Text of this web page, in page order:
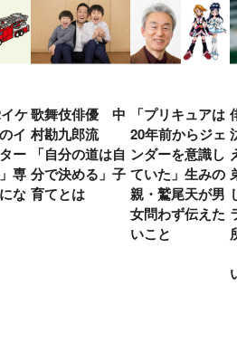
ケ
イ
ー
専
な
歌舞伎俳優 中
村勘九郎流
「自分の道は自
分で決める」子
育てとは
「プリキュアは
20年前からジェ
ンダーを意識し
ていた」生みの
親・鷲尾天が男
女問わず伝えた
いこと